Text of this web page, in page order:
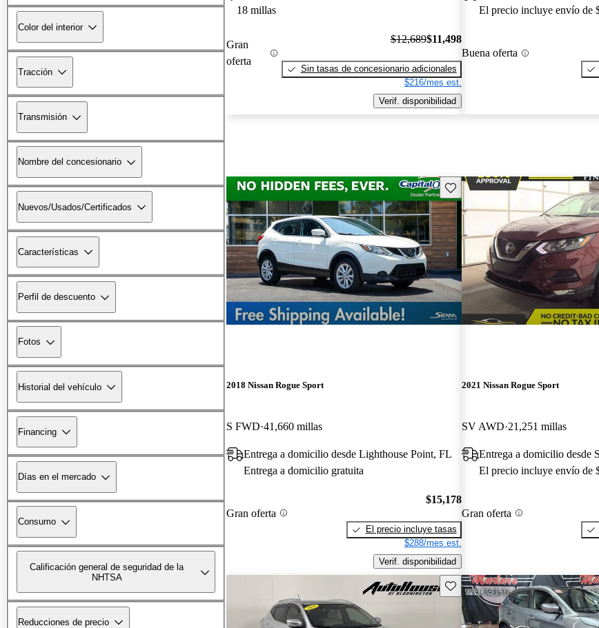
Color del interior
Tracción
Transmisión
Nombre del concesionario
Nuevos/Usados/Certificados
Características
Perfil de descuento
Fotos
Historial del vehículo
Financing
Días en el mercado
Consumo
Calificación general de seguridad de la
NHTSA
Reducciones de precio
18 millas
Gran
oferta
$12,689$11,498
Sin tasas de concesionario adicionales
$216/mes est.
Verif. disponibilidad
El precio incluye envío de
Buena oferta
Guarda este Aviso
2018 Nissan Rogue Sport
S FWD 41,660 millas
Entrega a domicilio desde Lighthouse Point, FL
Entrega a domicilio gratuita
Gran oferta
$15,178
El precio incluye tasas
$288/mes est.
Verif. disponibilidad
2021 Nissan Rogue Sport
SV AWD 21,251 millas
El precio incluye envío de
Gran oferta
Guarda este Aviso